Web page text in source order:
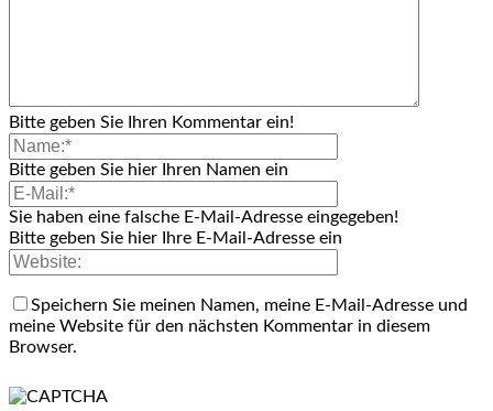
Bitte geben Sie Ihren Kommentar ein!
Bitte geben Sie hier Ihren Namen ein
Sie haben eine falsche E-Mail-Adresse eingegeben!
Bitte geben Sie hier Ihre E-Mail-Adresse ein
Speichern Sie meinen Namen, meine E-Mail-Adresse und
meine Website für den nächsten Kommentar in diesem
Browser.